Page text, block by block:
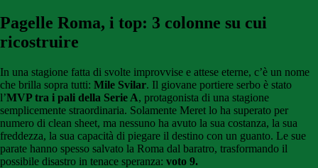
Pagelle Roma, i top: 3 colonne su cui
ricostruire
In una stagione fatta di svolte improvvise e attese eterne, c’è un nome
che brilla sopra tutti: Mile Svilar. Il giovane portiere serbo è stato
l’MVP tra i pali della Serie A, protagonista di una stagione
semplicemente straordinaria. Solamente Meret lo ha superato per
numero di clean sheet, ma nessuno ha avuto la sua costanza, la sua
freddezza, la sua capacità di piegare il destino con un guanto. Le sue
parate hanno spesso salvato la Roma dal baratro, trasformando il
possibile disastro in tenace speranza: voto 9.